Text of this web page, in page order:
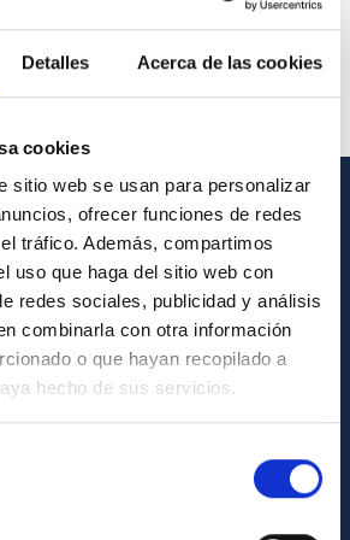
Detalles Acerca de las cookies
cookies
sitio web se usan para personalizar
ofrecer funciones de redes
tráfico. Además, compartimos
uso que haga del sitio web con
redes sociales, publicidad y análisis
combinarla con otra información
o que hayan recopilado a
hecho de sus servicios.